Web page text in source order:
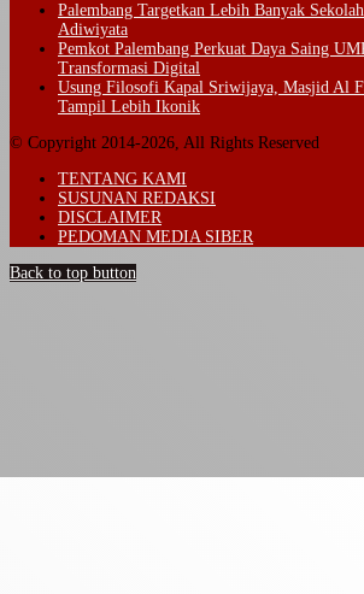
Palembang Targetkan Lebih Banyak
Adiwiyata
Pemkot Palembang Perkuat Daya Saing
Transformasi Digital
Usung Filosofi Kapal Sriwijaya, Masjid Al
Tampil Lebih Ikonik
© Copyright 2014-2026, All Rights Reserved
TENTANG KAMI
SUSUNAN REDAKSI
DISCLAIMER
PEDOMAN MEDIA SIBER
Back to top button